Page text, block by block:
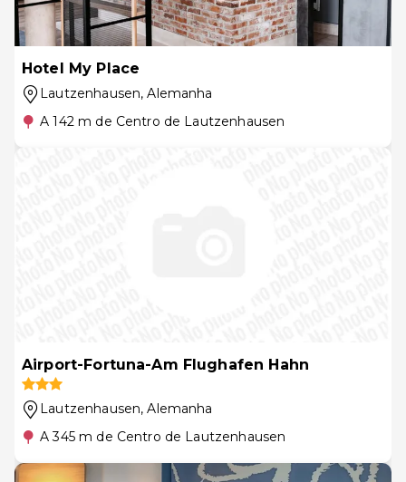
Hotel My Place
Lautzenhausen, Alemanha
A 142 m de Centro de Lautzenhausen
Airport-Fortuna-Am Flughafen Hahn
Lautzenhausen, Alemanha
A 345 m de Centro de Lautzenhausen